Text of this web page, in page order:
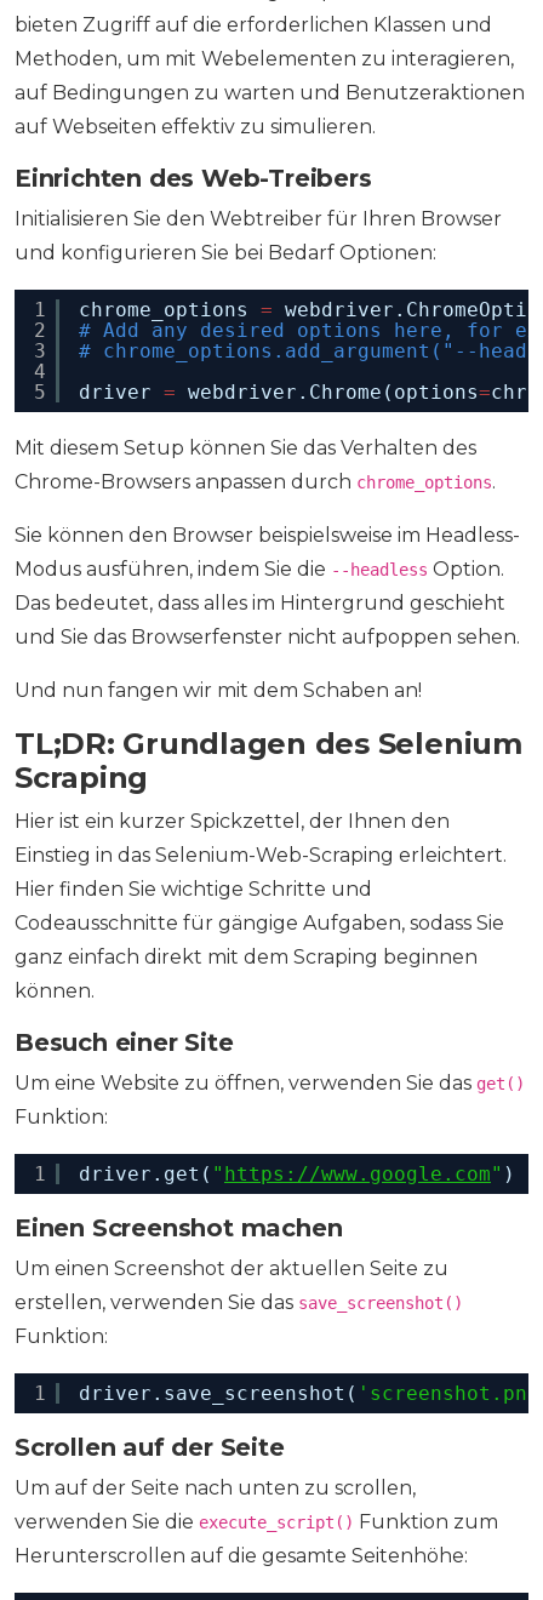
bieten Zugriff auf die erforderlichen Klassen und
Methoden, um mit Webelementen zu interagieren,
auf Bedingungen zu warten und Benutzeraktionen
auf Webseiten effektiv zu simulieren.
Einrichten des Web-Treibers
Initialisieren Sie den Webtreiber für Ihren Browser
und konfigurieren Sie bei Bedarf Optionen:
1
2
3
4
5
chrome_options =
# Add any desired options here, for
# chrome_options.add_argument("--
driver = webdriver.Chrome(options=
Mit diesem Setup können Sie das Verhalten des
Chrome-Browsers anpassen durch chrome_options.
Sie können den Browser beispielsweise im Headless-
Modus ausführen, indem Sie die --headless Option.
Das bedeutet, dass alles im Hintergrund geschieht
und Sie das Browserfenster nicht aufpoppen sehen.
Und nun fangen wir mit dem Schaben an!
TL;DR: Grundlagen des Selenium
Scraping
Hier ist ein kurzer Spickzettel, der Ihnen den
Einstieg in das Selenium-Web-Scraping erleichtert.
Hier finden Sie wichtige Schritte und
Codeausschnitte für gängige Aufgaben, sodass Sie
ganz einfach direkt mit dem Scraping beginnen
können.
Besuch einer Site
Um eine Website zu öffnen, verwenden Sie das get()
Funktion:
1 driver.get( " https://www.google.com" )
Einen Screenshot machen
Um einen Screenshot der aktuellen Seite zu
erstellen, verwenden Sie das save_screenshot()
Funktion:
1 driver.save_screenshot(
Scrollen auf der Seite
Um auf der Seite nach unten zu scrollen,
verwenden Sie die execute_script() Funktion zum
Herunterscrollen auf die gesamte Seitenhöhe: